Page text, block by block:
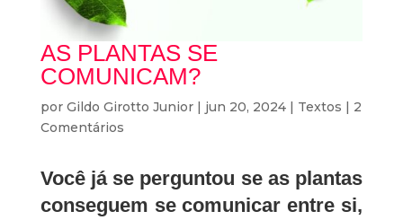
AS PLANTAS SE
COMUNICAM?
por Gildo Girotto Junior| jun 20, 2024| Textos
2
Comentários
Você já se perguntou se as plantas
conseguem se comunicar entre si,